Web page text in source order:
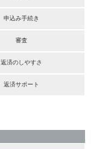
申込み手続き
審査
返済のしやすさ
返済サポート